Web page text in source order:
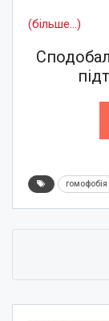
(більше…)
гомофобія